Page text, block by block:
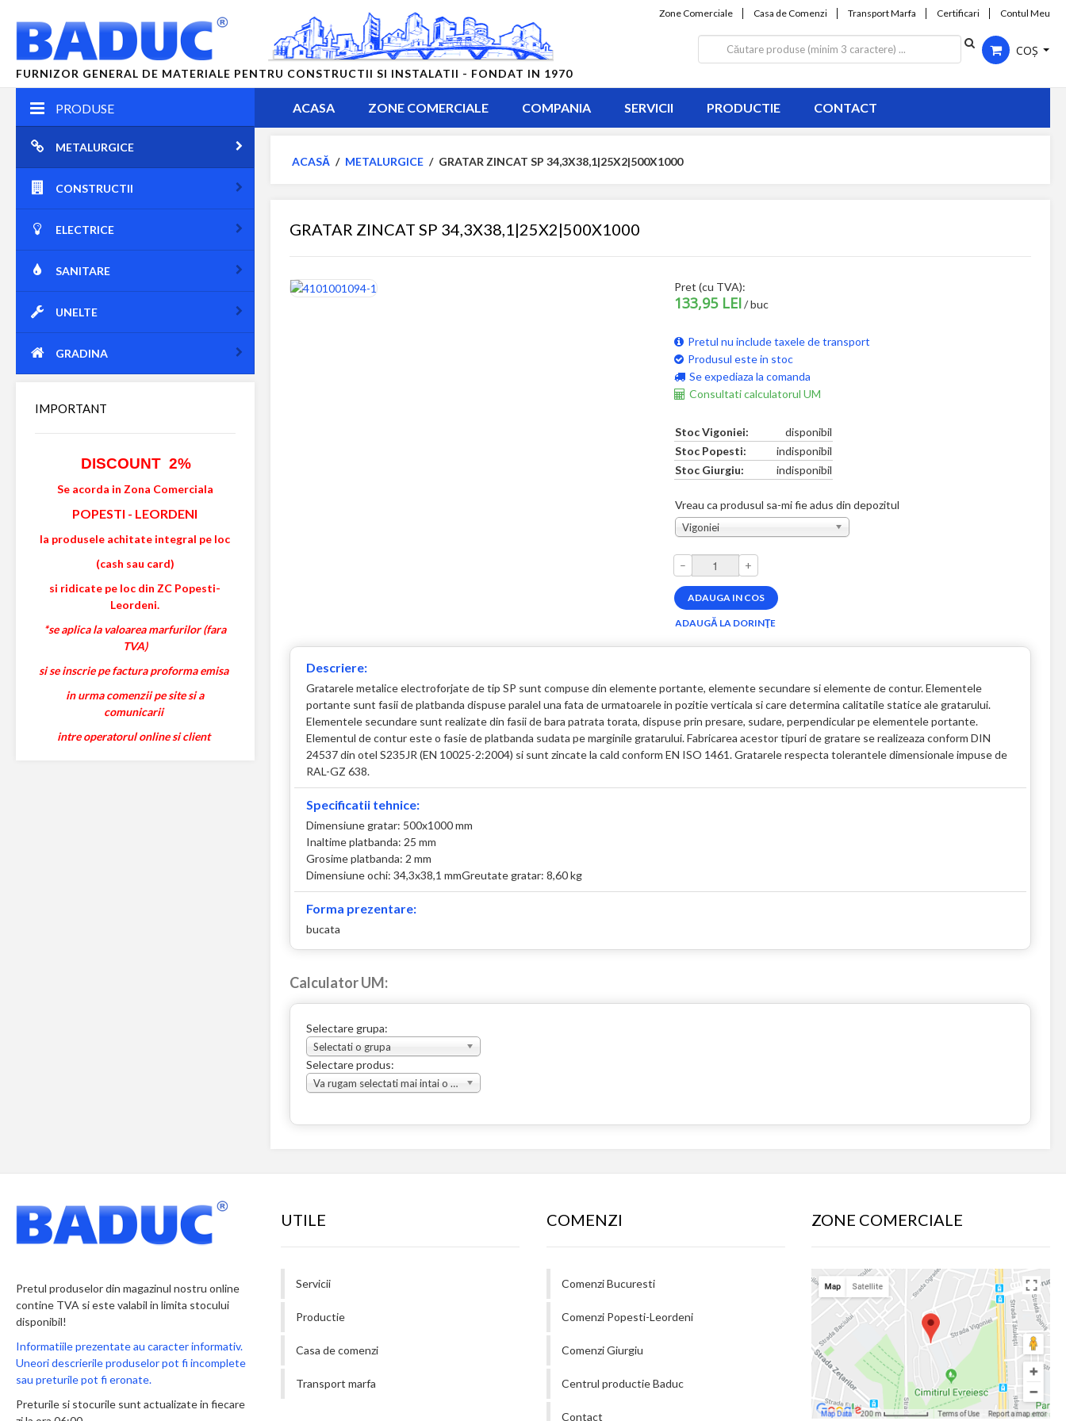
FURNIZOR GENERAL DE MATERIALE PENTRU CONSTRUCTII SI INSTALATII - FONDAT IN 1970
Zone Comerciale Casa de Comenzi Transport Marfa Certificari Contul Meu
COȘ
PRODUSE
METALURGICE
CONSTRUCTII
ELECTRICE
SANITARE
UNELTE
GRADINA
IMPORTANT
DISCOUNT 2%
Se acorda in Zona Comerciala
POPESTI - LEORDENI
la produsele achitate integral pe loc
(cash sau card)
si ridicate pe loc din ZC Popesti-
Leordeni.
*se aplica la valoarea marfurilor (fara
TVA)
si se inscrie pe factura proforma emisa
in urma comenzii pe site si a
comunicarii
intre operatorul online si client
ACASA ZONE COMERCIALE COMPANIA SERVICII PRODUCTIE CONTACT
ACASĂ / METALURGICE / GRATAR ZINCAT SP 34,3X38,1|25X2|500X1000
GRATAR ZINCAT SP 34,3X38,1|25X2|500X1000
Pret (cu TVA):
133,95 LEI / buc
Pretul nu include taxele de transport
Produsul este in stoc
Se expediaza la comanda
Consultati calculatorul UM
Stoc Vigoniei:
disponibil
Stoc Popesti:
indisponibil
Stoc Giurgiu:
indisponibil
Vreau ca produsul sa-mi fie adus din depozitul
Vigoniei
– +
Descriere:
Gratarele metalice electroforjate de tip SP sunt compuse din elemente portante, elemente secundare si elemente de contur. Elementele
portante sunt fasii de platbanda dispuse paralel una fata de urmatoarele in pozitie verticala si care determina calitatile statice ale gratarului.
Elementele secundare sunt realizate din fasii de bara patrata torata, dispuse prin presare, sudare, perpendicular pe elementele portante.
Elementul de contur este o fasie de platbanda sudata pe marginile gratarului. Fabricarea acestor tipuri de gratare se realizeaza conform DIN
24537 din otel S235JR (EN 10025-2:2004) si sunt zincate la cald conform EN ISO 1461. Gratarele respecta tolerantele dimensionale impuse de
RAL-GZ 638.
Specificatii tehnice:
Dimensiune gratar: 500x1000 mm
Inaltime platbanda: 25 mm
Grosime platbanda: 2 mm
Dimensiune ochi: 34,3x38,1 mmGreutate gratar: 8,60 kg
Forma prezentare:
bucata
Calculator UM:
Selectare grupa:
Selectati o grupa
Selectare produs:
Va rugam selectati mai intai o grupa
Pretul produselor din magazinul nostru online
contine TVA si este valabil in limita stocului
disponibil!
Informatiile prezentate au caracter informativ.
Uneori descrierile produselor pot fi incomplete
sau preturile pot fi eronate.
Preturile si stocurile sunt actualizate in fiecare
UTILE
Servicii
Productie
Casa de comenzi
Transport marfa
COMENZI
Comenzi Bucuresti
Comenzi Popesti-Leordeni
Comenzi Giurgiu
Centrul productie Baduc
Contact
ZONE COMERCIALE